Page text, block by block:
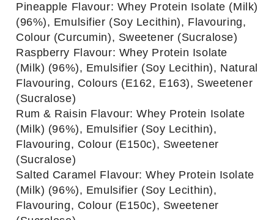
Pineapple Flavour: Whey Protein Isolate (Milk)
(96%), Emulsifier (Soy Lecithin), Flavouring,
Colour (Curcumin), Sweetener (Sucralose)
Raspberry Flavour: Whey Protein Isolate
(Milk) (96%), Emulsifier (Soy Lecithin), Natural
Flavouring, Colours (E162, E163), Sweetener
(Sucralose)
Rum & Raisin Flavour: Whey Protein Isolate
(Milk) (96%), Emulsifier (Soy Lecithin),
Flavouring, Colour (E150c), Sweetener
(Sucralose)
Salted Caramel Flavour: Whey Protein Isolate
(Milk) (96%), Emulsifier (Soy Lecithin),
Flavouring, Colour (E150c), Sweetener